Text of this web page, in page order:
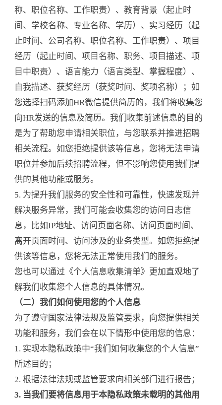
称、职位名称、工作职责）、教育背景（起止时
间、学校名称、专业名称、学历）、实习经历（起
止时间、公司名称、职位名称、工作职责）、项目
经历（起止时间、项目名称、职务、项目描述、项
目中职责）、语言能力（语言类型、掌握程度）、
自我描述、获奖经历（获奖时间、奖项名称）；如
您选择扫码添加HR微信提供简历的，我们将收集您
向HR发送的信息及简历。我们收集前述信息的目的
是为了帮助您申请相关职位，与您联系并推进招聘
相关流程。如您拒绝提供该等信息，您将无法申请
职位并参加后续招聘流程，但不影响您使用我们提
供的其他功能或服务。
5. 为提升我们服务的安全性和可靠性，快速发现并
解决服务异常，我们可能会收集您的访问日志信
息，比如IP地址、访问页面名称、访问页面时间、
离开页面时间、访问涉及的业务类型。如您拒绝提
供该等信息，您将无法正常使用我们的服务。
您也可以通过《个人信息收集清单》更加直观地了
解我们收集您个人信息的具体情况。
（二）我们如何使用您的个人信息
为了遵守国家法律法规及监管要求，向您提供相关
功能和服务，我们会在以下情形中使用您的信息：
1. 实现本隐私政策中“我们如何收集您的个人信息”
所述目的；
2. 根据法律法规或监管要求向相关部门进行报告；
3. 当我们要将信息用于本隐私政策未载明的其他用